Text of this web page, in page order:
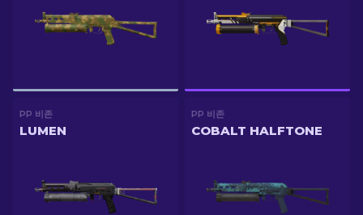
PP 비존
LUMEN
PP 비존
COBALT HALFTONE